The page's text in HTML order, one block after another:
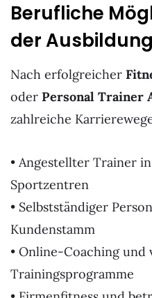
Berufliche
der Ausbildung
Nach erfolgreicher
oder Personal Trainer
zahlreiche
• Angestellter Trainer
Sportzentren
• Selbstständiger
Kundenstamm
• Online-Coaching und
Trainingsprogramme